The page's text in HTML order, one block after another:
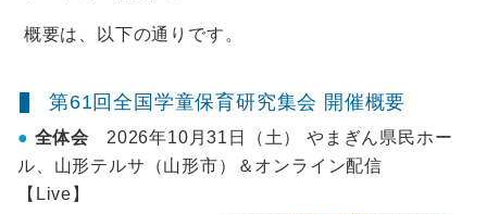
概要は、以下の通りです 。
第61回全国学童保育研究集会 開催概要
全体会
2026年10月31日（土） やまぎん県民ホー
ル、山形テルサ（山形市）＆オンライン配信
【Live】